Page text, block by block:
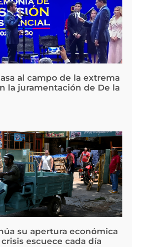
al campo de la extrema
la juramentación de De la
su apertura económica
escuece cada día